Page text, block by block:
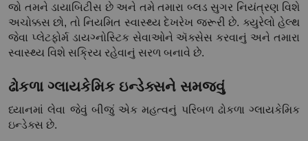
જો તમને ડાયાબિટીસ છે અને તમે તમારા બ્લડ સુગર નિયંત્રણ વિશે
અચોક્કસ છો, તો નિયમિત સ્વાસ્થ્ય દેખરેખ જરૂરી છે. ક્યુરેલો હેલ્થ
જેવા પ્લેટફોર્મ ડાયગ્નોસ્ટિક સેવાઓને ઍક્સેસ કરવાનું અને તમારા
સ્વાસ્થ્ય વિશે સક્રિય રહેવાનું સરળ બનાવે છે.
ઢોકળા ગ્લાયકેમિક ઇન્ડેક્સને સમજવું
ધ્યાનમાં લેવા જેવું બીજું એક મહત્વનું પરિબળ ઢોકળા ગ્લાયકેમિક
ઇન્ડેક્સ છે.